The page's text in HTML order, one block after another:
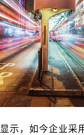
示，如今企业采